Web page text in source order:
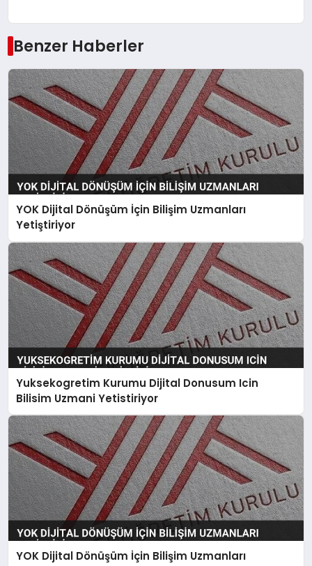
Benzer Haberler
YOK Dijital Dönüşüm İçin Bilişim Uzmanları
Yetiştiriyor
Yuksekogretim Kurumu Dijital Donusum Icin
Bilisim Uzmani Yetistiriyor
YOK Dijital Dönüşüm İçin Bilişim Uzmanları